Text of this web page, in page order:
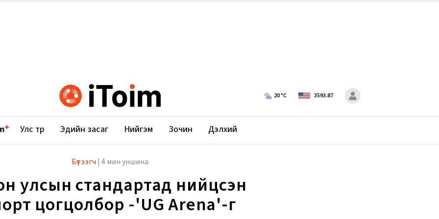
20°C 3593.87
+ Улс төр Эдийн засаг Нийгэм Зочин Дэлхий
Бүтээгч | 4 мин уншина
улсын стандартад нийцсэн
цогцолбор -'UG Arena'-г